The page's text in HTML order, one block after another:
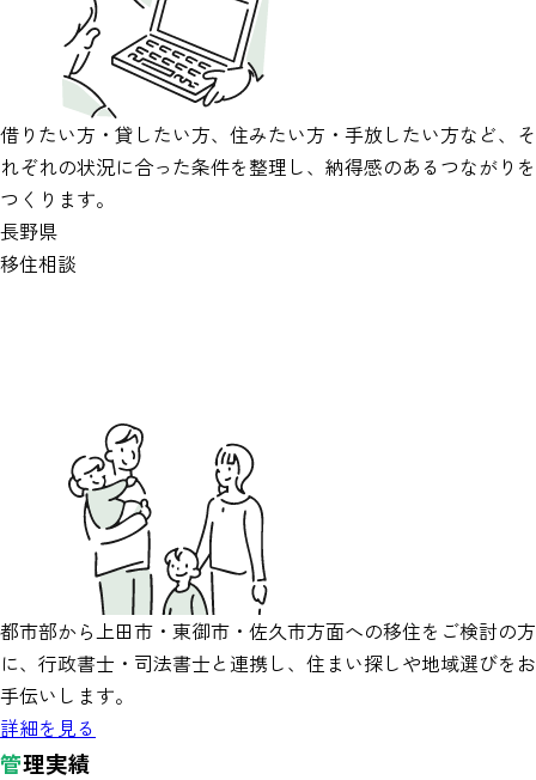
借りたい方・貸したい方、住みたい方・手放したい方など、そ
れぞれの状況に合った条件を整理し、納得感のあるつながりを
つくります。
長野県
移住相談
都市部から上田市・東御市・佐久市方面への移住をご検討の方
に、行政書士・司法書士と連携し、住まい探しや地域選びをお
手伝いします。
詳細を見る
管理実績